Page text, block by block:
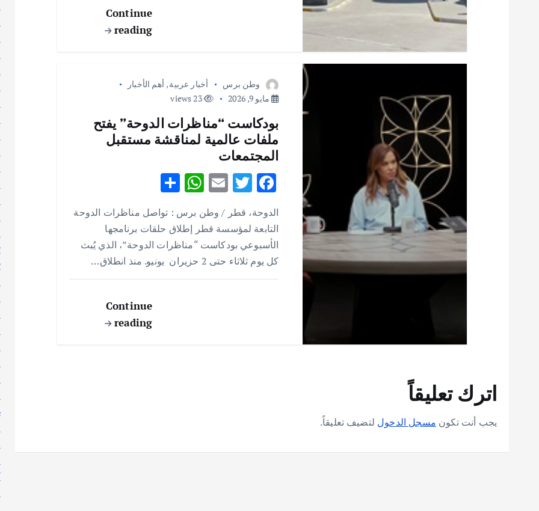
Continue
reading
وطن برس أخبار عربية, أهم الأخبار
مايو 9, 2026
23 views
بودكاست “مناظرات الدوحة” يفتح
ملفات عالمية لمناقشة مستقبل
المجتمعات
F
e
b
o
o
T
it
te
r
E
m
ai
l
W
at
s
A
p
S
h
ar
e
الدوحة، قطر / وطن برس : تواصل مناظرات الدوحة
التابعة لمؤسسة قطر إطلاق حلقات برنامجها
الأسبوعي بودكاست “مناظرات الدوحة”، الذي يُبث
كل يوم ثلاثاء حتى 2 حزيران يونيو. منذ انطلاق…
Continue
reading
اترك تعليقاً
يجب أنت تكون مسجل الدخول لتضيف تعليقاً.